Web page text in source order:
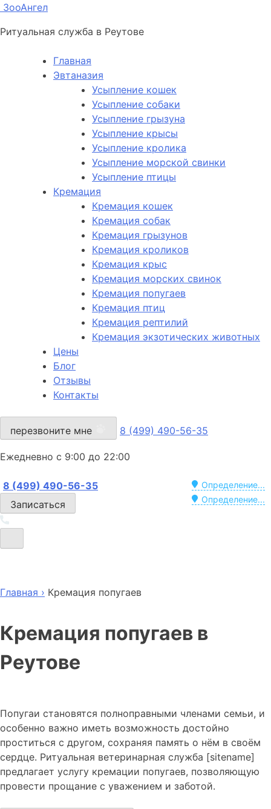
ЗооАнгел
Ритуальная служба в Реутове
Главная
Эвтаназия
Усыпление кошек
Усыпление собаки
Усыпление грызуна
Усыпление крысы
Усыпление кролика
Усыпление морской свинки
Усыпление птицы
Кремация
Кремация кошек
Кремация собак
Кремация грызунов
Кремация кроликов
Кремация крыс
Кремация морских свинок
Кремация попугаев
Кремация птиц
Кремация рептилий
Кремация экзотических животных
Цены
Блог
Отзывы
Контакты
перезвоните мне 8 (499) 490-56-35
Ежедневно с 9:00 до 22:00
Определение...
8 (499) 490-56-35
Определение...
Записаться
Главная › Кремация попугаев
Кремация попугаев в
Реутове
Попугаи становятся полноправными членами семьи, и
особенно важно иметь возможность достойно
проститься с другом, сохраняя память о нём в своём
сердце. Ритуальная ветеринарная служба [sitename]
предлагает услугу кремации попугаев, позволяющую
провести прощание с уважением и заботой.